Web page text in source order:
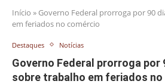
Início » Governo Federal prorroga por 90
em feriados no comércio
Destaques Notícias
Governo Federal prorroga por
sobre trabalho em feriados